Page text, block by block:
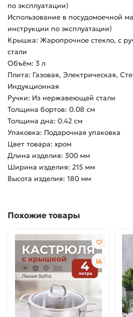
по эксплуатации)
Использование в посудомоечной
инструкции по эксплуатации)
Крышка: Жаропрочное стекло, с
стали
Объём: 3 л
Плита: Газовая, Электрическая,
Индукционная
Ручки: Из нержавеющей стали
Толщина бортов: 0.08 см
Толщина дна: 0.42 см
Упаковка: Подарочная упаковка
Цвет товара: хром
Длина изделия: 300 мм
Ширина изделия: 215 мм
Высота изделия: 180 мм
Похожие товары